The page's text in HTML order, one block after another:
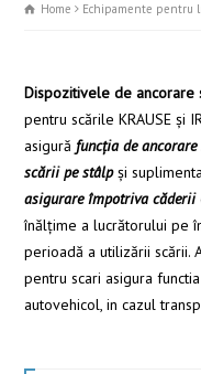
Home Echipamente pentru
Dispozitivele de ancorare
pentru scările KRAUSE și
asigură funcția de
scării pe stâlpși
asigurare împotriva căderii
înălțime a lucrătorului pe
perioadă a utilizării scării.
pentru scari asigura
autovehicol, in cazul